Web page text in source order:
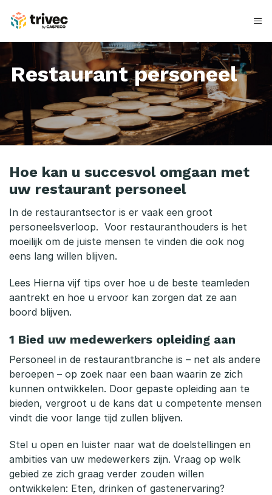
content
Restaurant personeel
e
s
t
a
r
a
n
t
p
e
s
o
Hoe kan u succesvol omgaan met
uw restaurant personeel
In de restaurantsector is er vaak een groot
personeelsverloop. Voor restauranthouders is het
moeilijk om de juiste mensen te vinden die ook nog
eens lang willen blijven.
Lees Hierna vijf tips over hoe u de beste teamleden
aantrekt en hoe u ervoor kan zorgen dat ze aan
boord blijven.
1 Bied uw medewerkers opleiding aan
Personeel in de restaurantbranche is – net als andere
beroepen – op zoek naar een baan waarin ze zich
kunnen ontwikkelen. Door gepaste opleiding aan te
bieden, vergroot u de kans dat u competente mensen
vindt die voor lange tijd zullen blijven.
Stel u open en luister naar wat de doelstellingen en
ambities van uw medewerkers zijn. Vraag op welk
gebied ze zich graag verder zouden willen
ontwikkelen: Eten, drinken of gastenervaring?